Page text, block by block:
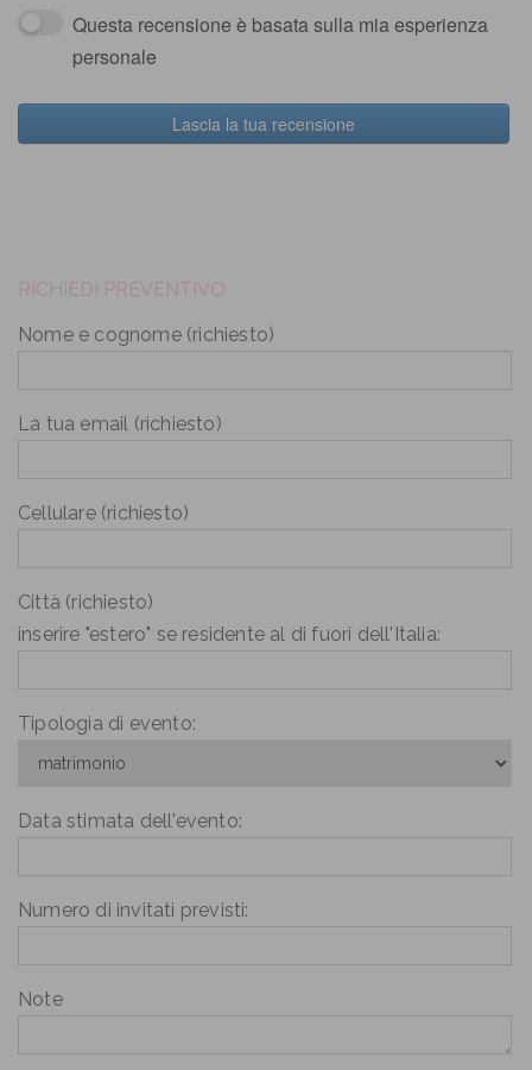
Questa recensione è basata sulla mia esperienza
personale
Lascia la tua recensione
RICHIEDI PREVENTIVO
Nome e cognome (richiesto)
La tua email (richiesto)
Cellulare (richiesto)
Città (richiesto)
inserire "estero" se residente al di fuori dell'Italia:
Tipologia di evento:
Data stimata dell'evento:
Numero di invitati previsti:
Note